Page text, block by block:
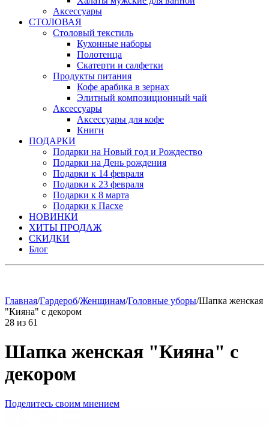
Аксессуары
СТОЛОВАЯ
Столовый текстиль
Кухонные наборы
Полотенца
Скатерти и салфетки
Продукты питания
Кофе арабика в зернах
Элитный композиционный чай
Аксессуары
Аксессуары для кофе
Книги
ПОДАРКИ
Подарки на Новый год и Рождество
Подарки на День рождения
Подарки к 14 февраля
Подарки к 23 февраля
Подарки к 8 марта
Подарки к Пасхе
НОВИНКИ
ХИТЫ ПРОДАЖ
СКИДКИ
Блог
Главная/Гардероб/Женщинам/Головные уборы/Шапка женская
"Кияна" с декором
28 из 61
Шапка женская "Кияна" с
декором
Поделитесь своим мнением